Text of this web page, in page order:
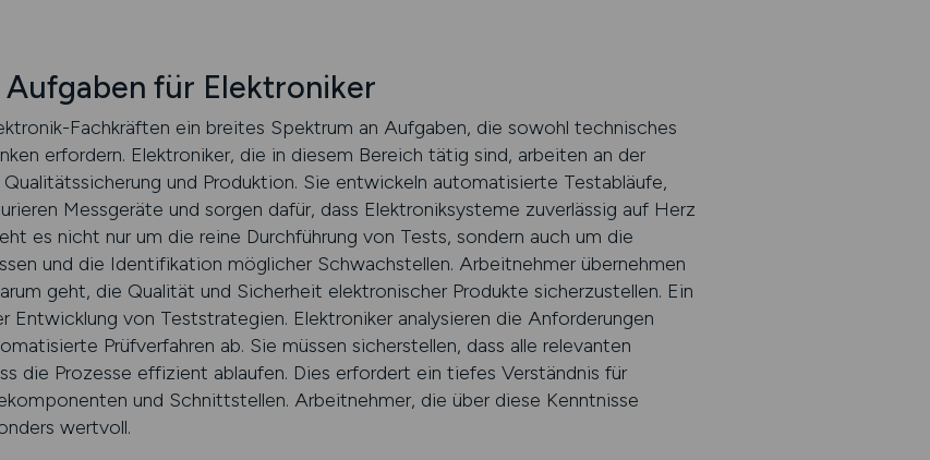
für Elektroniker
Fachkräften ein breites Spektrum an Aufgaben, die sowohl technisches
erfordern. Elektroniker, die in diesem Bereich tätig sind, arbeiten an der
und Produktion. Sie entwickeln automatisierte Testabläufe,
Messgeräte und sorgen dafür, dass Elektroniksysteme zuverlässig auf Herz
es nicht nur um die reine Durchführung von Tests, sondern auch um die
und die Identifikation möglicher Schwachstellen. Arbeitnehmer übernehmen
geht, die Qualität und Sicherheit elektronischer Produkte sicherzustellen. Ein
von Teststrategien. Elektroniker analysieren die Anforderungen
Prüfverfahren ab. Sie müssen sicherstellen, dass alle relevanten
die Prozesse effizient ablaufen. Dies erfordert ein tiefes Verständnis für
und Schnittstellen. Arbeitnehmer, die über diese Kenntnisse
wertvoll.